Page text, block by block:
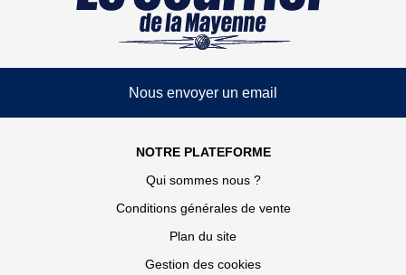
Nous envoyer un email
NOTRE PLATEFORME
Qui sommes nous ?
Conditions générales de vente
Plan du site
Gestion des cookies